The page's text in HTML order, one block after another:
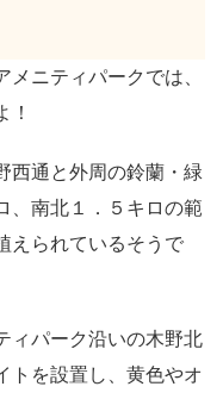
ニティパークでは、
！
西通と外周の鈴蘭・緑
、南北１．５キロの範
えられているそうで
ィパーク沿いの木野北
トを設置し、黄色やオ